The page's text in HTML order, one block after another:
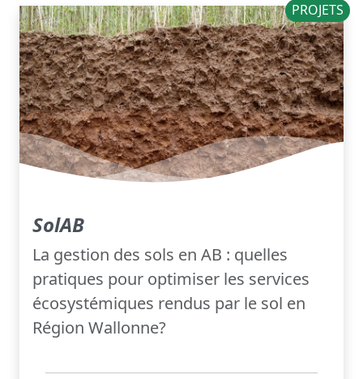
PROJETS
SolAB
La gestion des sols en AB : quelles
pratiques pour optimiser les services
écosystémiques rendus par le sol en
Région Wallonne?